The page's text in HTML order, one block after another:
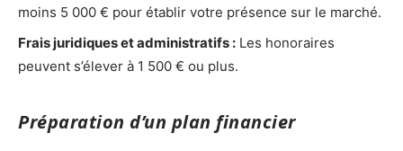
moins 5 000 € pour établir votre présence sur le marché.
Frais juridiques et administratifs : Les honoraires
peuvent s’élever à 1 500 € ou plus.
Préparation d’un plan financier